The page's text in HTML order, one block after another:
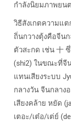
กำลังนิยมภาพยน
วิธีสังเกตความแ
ถิ่นกวางตุ้งคือจีน
ตัวสะกด เช่น 十
(shi2) ในขณะที่จี
แทนเสียงระบบ
กลางวัน จีนกลาง
เสียงคล้าย หยัด
เตอะ/เต๋อ/เต่ย์